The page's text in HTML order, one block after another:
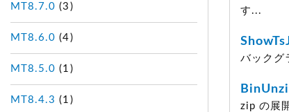
す...
バックグ
zip の展
MT8.7.0 (3)
MT8.6.0 (4)
MT8.5.0 (1)
MT8.4.3 (1)